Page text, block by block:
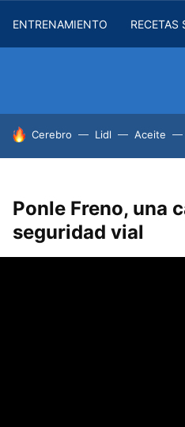
ENTRENAMIENTO RECETAS
HOY SE HABLA DE
Cerebro Lidl Aceite
Ponle Freno, una
seguridad vial